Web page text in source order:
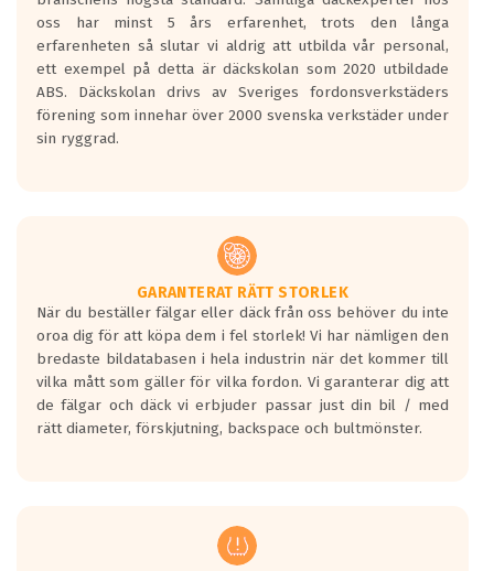
Inga D eller G betyg delas ut för
personbilar och lätta lastbilar.
Betyget sätts efter ett test där däcken
skall bromsa in på en väg där det ligger
0.5-1.5 mm vatten.
I 80km/h kommer skillnaden på
Vid körning i över 50km/h brukar
rullmotståndets ljud överträffa
motorljudet.
På däckmärkningen kommer det finnas
en symbol av ett däck med vågar. Hög
bullernivå markeras med svarta vågor
medans de vita vågorna påvisar om det är
ett tyst däck.
regelverket som introduceras år 2016.
Ett däck med två svarta vågor är redan
oss har minst 5 års erfarenhet, trots den långa
erfarenheten så slutar vi aldrig att utbilda vår personal,
ett exempel på detta är däckskolan som 2020 utbildade
ABS. Däckskolan drivs av Sveriges fordonsverkstäders
förening som innehar över 2000 svenska verkstäder under
sin ryggrad.
GARANTERAT RÄTT STORLEK
När du beställer fälgar eller däck från oss behöver du inte
oroa dig för att köpa dem i fel storlek! Vi har nämligen den
bredaste bildatabasen i hela industrin när det kommer till
vilka mått som gäller för vilka fordon. Vi garanterar dig att
de fälgar och däck vi erbjuder passar just din bil / med
rätt diameter, förskjutning, backspace och bultmönster.